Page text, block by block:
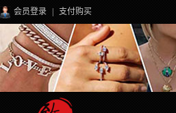
会员登录 支付购买